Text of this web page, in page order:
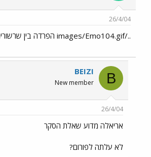
26/4/04
../images/Emo104.gif הפרדה בין שרשורים
B
BEIZI
New member
26/4/04
אריאלה מדוע שאלת הסקר
לא עלתה לפורום?